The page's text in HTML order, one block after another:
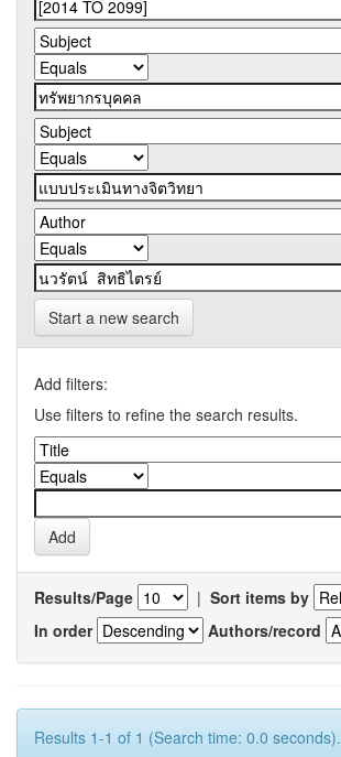
Start a new search
Add filters:
Use filters to refine the search results.
Results/Page | Sort items by
In order
Authors/record
Results 1-1 of 1 (Search time: 0.0 seconds).